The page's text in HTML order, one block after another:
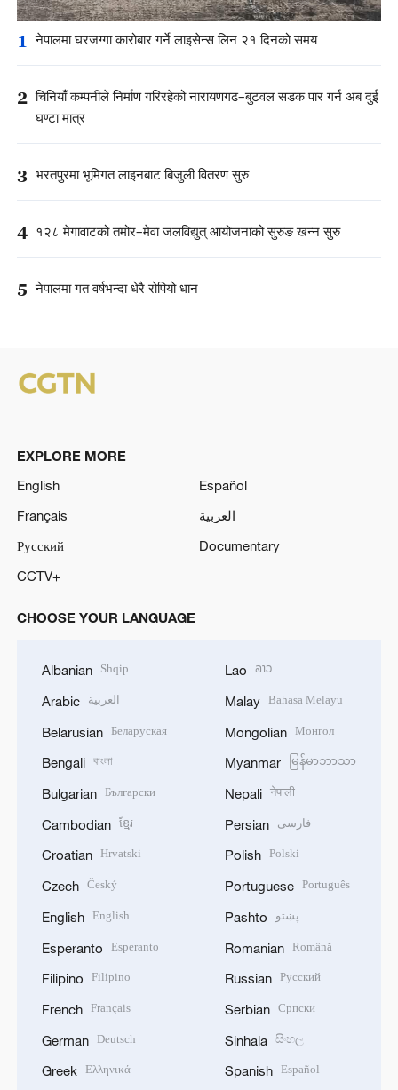
1 नेपालमा घरजग्गा कारोबार गर्ने लाइसेन्स लिन २१ दिनको समय
2 चिनियाँ कम्पनीले निर्माण गरिरहेको नारायणगढ–बुटवल सडक पार गर्न अब दुई
घण्टा मात्र
3 भरतपुरमा भूमिगत लाइनबाट बिजुली वितरण सुरु
4 १२८ मेगावाटको तमोर–मेवा जलविद्युत् आयोजनाको सुरुङ खन्न सुरु
5 नेपालमा गत वर्षभन्दा धेरै रोपियो धान
EXPLORE MORE
English
Español
Français
العربية
Русский
Documentary
CCTV+
CHOOSE YOUR LANGUAGE
Albanian Shqip
Arabic العربية
Belarusian Беларуская
Bengali বাংলা
Bulgarian Български
Cambodian ខ្មែរ
Croatian Hrvatski
Czech Český
English English
Esperanto Esperanto
Filipino Filipino
French Français
German Deutsch
Greek Ελληνικά
Lao ລາວ
Malay Bahasa Melayu
Mongolian Монгол
Myanmar မြန်မာဘာသာ
Nepali नेपाली
Persian فارسی
Polish Polski
Portuguese Português
Pashto پښتو
Romanian Română
Russian Русский
Serbian Српски
Sinhala සිංහල
Spanish Español